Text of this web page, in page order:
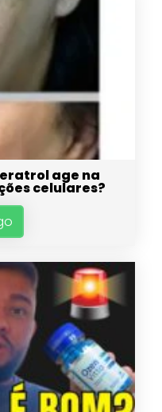
age na
celulares?